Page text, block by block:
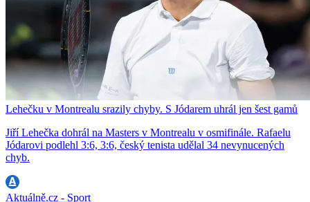
Lehečku v Montrealu srazily chyby. S Jódarem uhrál jen šest gamů
Jiří Lehečka dohrál na Masters v Montrealu v osmifinále. Rafaelu
Jódarovi podlehl 3:6, 3:6, český tenista udělal 34 nevynucených
chyb.
Aktuálně.cz - Sport